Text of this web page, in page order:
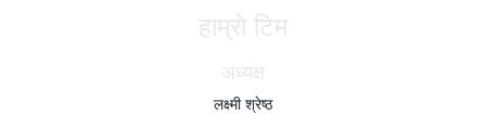
हाम्राे टिम
अध्यक्ष
लक्ष्मी श्रेष्ठ